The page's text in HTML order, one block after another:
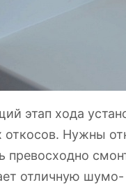
этап хода
откосов. Нужны
превосходно
отличную